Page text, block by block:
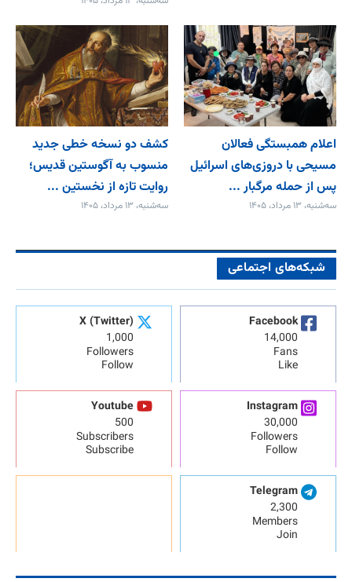
اعلام همبستگی فعالان
مسیحی با دروزی‌های اسرائیل
پس از حمله مرگبار ...
سه‌شنبه، ۱۳ مرداد، ۱۴۰۵
کشف دو نسخه خطی جدید
منسوب به آگوستین قدیس؛
روایت تازه از نخستین ...
سه‌شنبه، ۱۳ مرداد، ۱۴۰۵
شبکه‌های اجتماعی
Facebook
14,000
Fans
Like
X (Twitter)
1,000
Followers
Follow
Instagram
30,000
Followers
Follow
Youtube
500
Subscribers
Subscribe
Telegram
2,300
Members
Join